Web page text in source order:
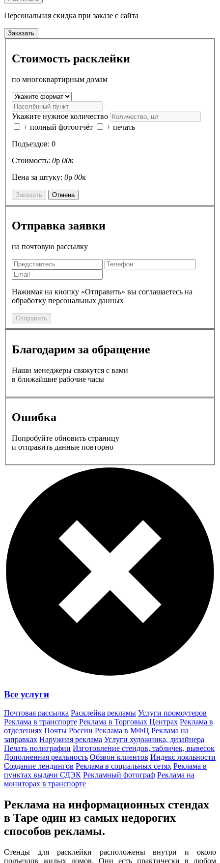
Персональная скидка при заказе с сайта
Заказать
Стоимость расклейки
по многоквартирным домам
Укажите нужное количество
+ полный фотоотчёт
+ печать
Подъездов: 0
Стоимость: 0р 00к
Цена за штуку: 0р 00к
Заказать Отмена
Отправка заявки
на почтовую рассылку
Нажимая на кнопку «Отправить» вы соглашаетесь на
обработку персональных данных
Отправить
Благодарим за обращение
Наши менеджеры свяжутся с вами
в ближайшие рабочие часы
Ошибка
Попробуйте обновить страницу
и отправить данные повторно
Все услуги
Почтовая рассылка Расклейка рекламы Услуги промоутеров
Реклама в транспорте Реклама в Торговых Центрах Реклама в
отделениях Почты России Реклама в МФЦ Реклама на
заправках Наружная реклама Услуги художника, дизайнера
Печать полиграфии Изготовление стендов, табличек, вывесок
Дополненная реальность Обзвон клиентов Индекс лояльности
Создание лендингов Реклама в социальных сетях Реклама в
пунктах выдачи СДЭК Рекламный фотограф Реклама на
мониторах в транспорте
Реклама на информационных стендах
в Таре один из самых недорогих
способов рекламы.
Стенды для расклейки расположены внутри и около
подъездов жилых домов. Они есть практически в любом